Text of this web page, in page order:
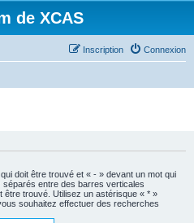
de XCAS
Connexion
Inscription
doit être trouvé et « - » devant un mot qui
entre des barres verticales
être trouvé. Utilisez un astérisque « * »
souhaitez effectuer des recherches